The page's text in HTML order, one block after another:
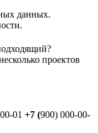
данных.
проектов
01 +7 (900) 000-00-